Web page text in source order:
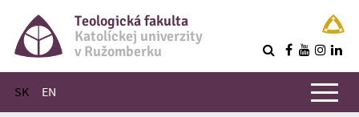
Teologická fakulta
Katolíckej univerzity
v Ružomberku
SK EN
Hlavné menu